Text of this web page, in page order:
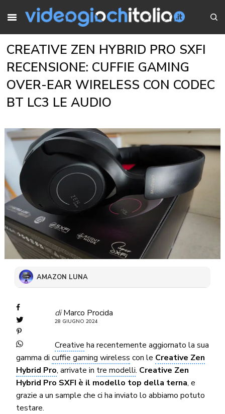
CREATIVE ZEN HYBRID PRO SXFI
RECENSIONE: CUFFIE GAMING
OVER-EAR WIRELESS CON CODEC
BT LC3 LE AUDIO
AMAZON LUNA
di Marco Procida
28 GIUGNO 2024
Creative ha recentemente aggiornato la sua
gamma di cuffie gaming wireless con le Creative Zen
Hybrid Pro, arrivate in tre modelli. Creative Zen
Hybrid Pro SXFI è il modello top della terna, e
grazie a un sample che ci ha inviato lo abbiamo potuto
testare.